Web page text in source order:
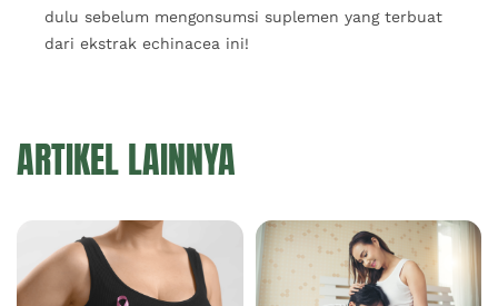
dulu sebelum mengonsumsi suplemen yang terbuat
dari ekstrak echinacea ini!
ARTIKEL LAINNYA